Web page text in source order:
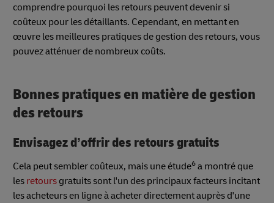
comprendre pourquoi les retours peuvent devenir si
coûteux pour les détaillants. Cependant, en mettant en
œuvre les meilleures pratiques de gestion des retours, vous
pouvez atténuer de nombreux coûts.
Bonnes pratiques en matière de gestion
des retours
Envisagez d’offrir des retours gratuits
Cela peut sembler coûteux, mais une étude6 a montré que
les retours gratuits sont l'un des principaux facteurs incitant
les acheteurs en ligne à acheter directement auprès d'une